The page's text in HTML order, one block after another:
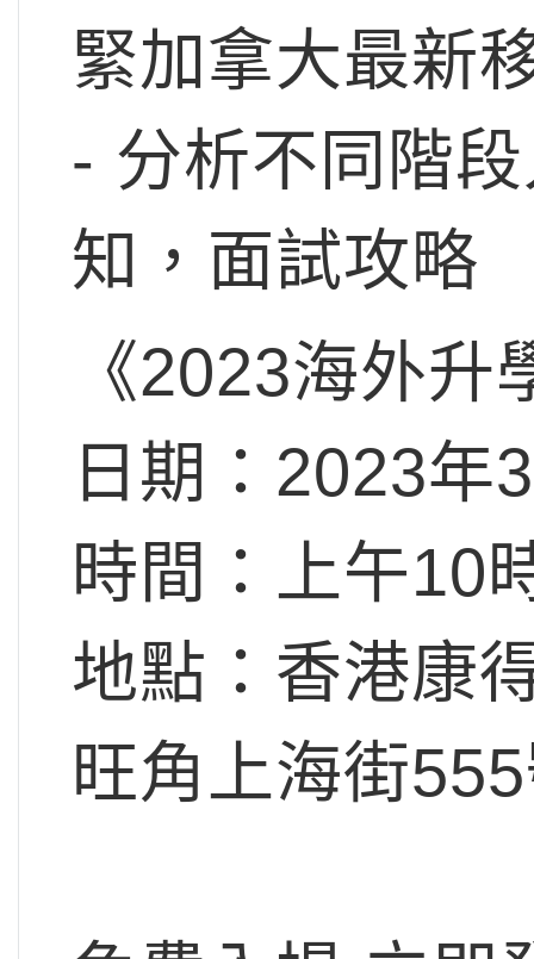
緊加拿大最新
- 分析不同階
知，面試攻略
《2023海外
日期：2023年
時間：上午10
地點：香港康
旺角上海街